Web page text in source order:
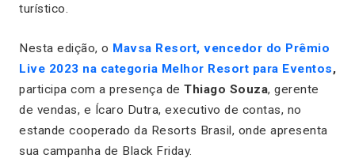
turístico.
Nesta edição, o Mavsa Resort, vencedor do Prêmio
Live 2023 na categoria Melhor Resort para Eventos,
participa com a presença de Thiago Souza, gerente
de vendas, e Ícaro Dutra, executivo de contas, no
estande cooperado da Resorts Brasil, onde apresenta
sua campanha de Black Friday.